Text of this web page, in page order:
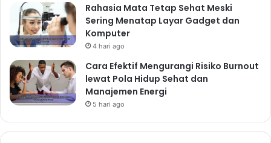
Rahasia Mata Tetap Sehat Meski
Sering Menatap Layar Gadget dan
Komputer
4 hari ago
Cara Efektif Mengurangi Risiko Burnout
lewat Pola Hidup Sehat dan
Manajemen Energi
5 hari ago